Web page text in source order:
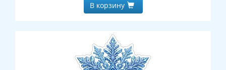
В корзину